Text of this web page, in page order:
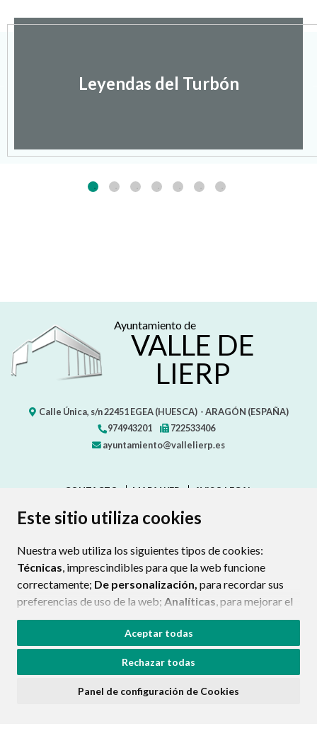
Este sitio utiliza cookies
Nuestra web utiliza los siguientes tipos de cookies:
Técnicas, imprescindibles para que la web funcione
correctamente; De personalización, para recordar sus
preferencias de uso de la web; Analíticas, para mejorar el
funcionamiento de la web y sus servicios.
Si acepta pulsando el botón“Aceptar todas”
consideramos que acepta su uso. Si pulsa el botón
ninguna acción, se guardarán las cookies técnicas
Aceptar todas
Rechazar todas
Panel de configuración de Cookies
Leyendas del Turbón
Ayuntamiento de
VALLE DE
LIERP
Calle Única, s/n22451 EGEA (HUESCA) - ARAGÓN (ESPAÑA)
974943201
722533406
ayuntamiento@vallelierp.es
CONTACTO MAPA WEB
AVISO LEGAL
PROTECCIÓN DE DATOS
POLÍTICA DE COOKIES